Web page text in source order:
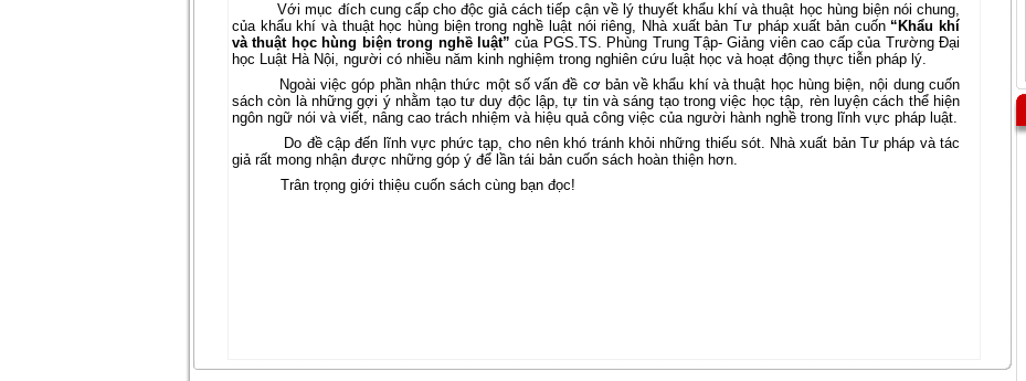
Với mục đích cung cấp cho độc giả cách tiếp cận về lý thuyết khẩu khí và thuật học hùng biện nói chung,
của khẩu khí và thuật học hùng biện trong nghề luật nói riêng, Nhà xuất bản Tư pháp xuất bản cuốn “Khẩu khí
và thuật học hùng biện trong nghề luật” của PGS.TS. Phùng Trung Tập- Giảng viên cao cấp của Trường Đại
học Luật Hà Nội, người có nhiều năm kinh nghiệm trong nghiên cứu luật học và hoạt động thực tiễn pháp lý.
Ngoài việc góp phần nhận thức một số vấn đề cơ bản về khẩu khí và thuật học hùng biện, nội dung cuốn
sách còn là những gợi ý nhằm tạo tư duy độc lập, tự tin và sáng tạo trong việc học tập, rèn luyện cách thể hiện
ngôn ngữ nói và viết, nâng cao trách nhiệm và hiệu quả công việc của người hành nghề trong lĩnh vực pháp luật.
Do đề cập đến lĩnh vực phức tạp, cho nên khó tránh khỏi những thiếu sót. Nhà xuất bản Tư pháp và tác
giả rất mong nhận được những góp ý để lần tái bản cuốn sách hoàn thiện hơn.
Trân trọng giới thiệu cuốn sách cùng bạn đọc!